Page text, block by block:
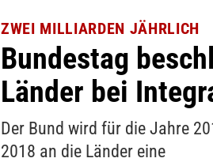
ZWEI MILLIARDEN JÄHRLICH
Bundestag
Länder bei
Der Bund wird für die Jahre
2018 an die Länder eine